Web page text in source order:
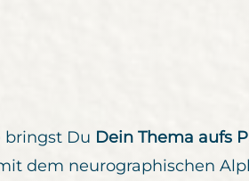
bringst Du Dein Thema aufs
dem neurographischen